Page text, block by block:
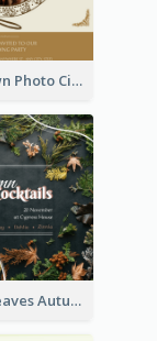
Gold Brown Photo Circle Wedding Invitation
Orange Leaves Autumn Cocktails Invitation